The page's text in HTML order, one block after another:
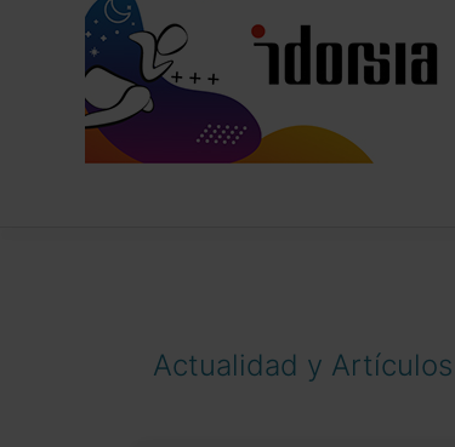
Actualidad y Artículos